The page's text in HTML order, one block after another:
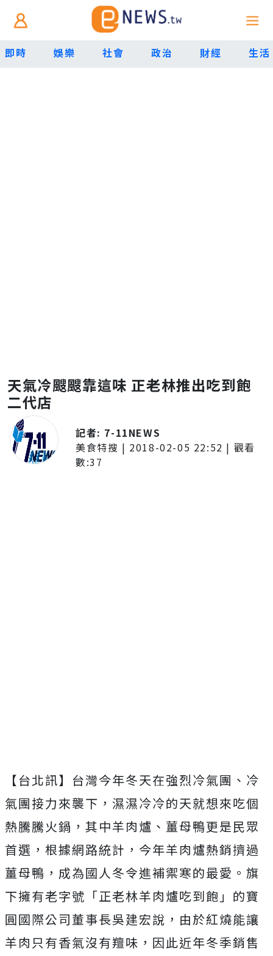
即時 娛樂 社會 政治 財經 生活
天氣冷颼颼靠這味 正老林推出吃到飽
二代店
記者: 7-11NEWS
美食特搜 | 2018-02-05 22:52 | 觀看
數:37
【台北訊】台灣今年冬天在強烈冷氣團、冷
氣團接力來襲下，濕濕冷冷的天就想來吃個
熱騰騰火鍋，其中羊肉爐、薑母鴨更是民眾
首選，根據網路統計，今年羊肉爐熱銷擠過
薑母鴨，成為國人冬令進補禦寒的最愛。旗
下擁有老字號「正老林羊肉爐吃到飽」的寶
圓國際公司董事長吳建宏說，由於紅燒能讓
羊肉只有香氣沒有羶味，因此近年冬季銷售